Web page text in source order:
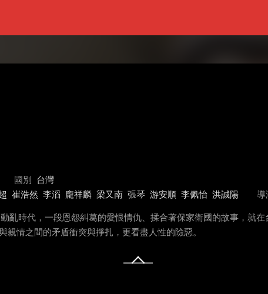
國別 台灣
崔浩然 李滔 龐祥麟 梁又南 張琴 游安順 李佩怡 洪誠陽 導
亂時代，一段恩怨糾葛的愛恨情仇、揉合著保家衛國的故事，就
情之間的矛盾衝突與掙扎，更看盡人性的險惡。